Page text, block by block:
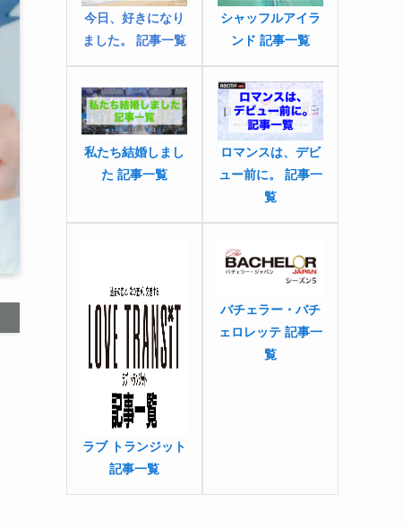
今日、好きになり
ました。 記事一覧
シャッフルアイラ
ンド 記事一覧
私たち結婚しまし
た 記事一覧
ロマンスは、デビ
ュー前に。 記事一
覧
ラブ トランジット
記事一覧
バチェラー・バチ
ェロレッテ 記事一
覧